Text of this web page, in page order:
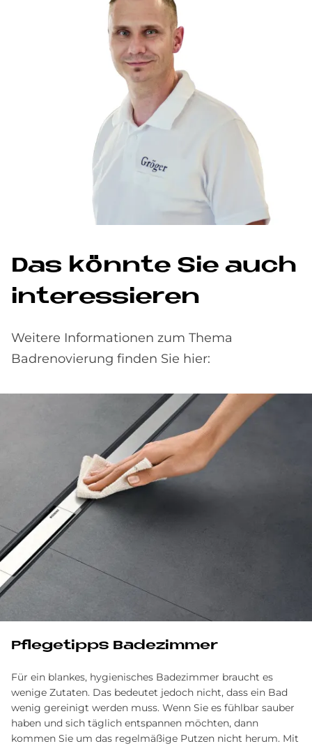
Das könnte Sie auch
interessieren
Weitere Informationen zum Thema
Badrenovierung finden Sie hier:
Pflegetipps Badezimmer
Für ein blankes, hygienisches Badezimmer braucht es
wenige Zutaten. Das bedeutet jedoch nicht, dass ein Bad
wenig gereinigt werden muss. Wenn Sie es fühlbar sauber
haben und sich täglich entspannen möchten, dann
kommen Sie um das regelmäßige Putzen nicht herum. Mit